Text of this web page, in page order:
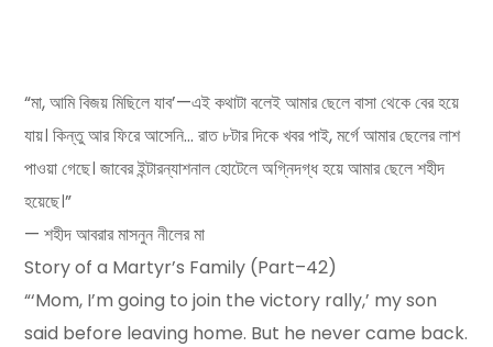
“মা, আমি বিজয় মিছিলে যাব’—এই কথাটা বলেই আমার ছেলে বাসা থেকে বের হয়ে
যায়। কিন্তু আর ফিরে আসেনি… রাত ৮টার দিকে খবর পাই, মর্গে আমার ছেলের লাশ
পাওয়া গেছে। জাবের ইন্টারন্যাশনাল হোটেলে অগ্নিদগ্ধ হয়ে আমার ছেলে শহীদ
হয়েছে।”
— শহীদ আবরার মাসনুন নীলের মা
Story of a Martyr’s Family (Part–42)
“‘Mom, I’m going to join the victory rally,’ my son
said before leaving home. But he never came back.